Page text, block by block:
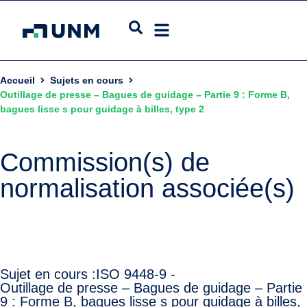
Accueil
Sujets en cours
Outillage de presse – Bagues de guidage – Partie 9 : Forme B,
bagues lisse s pour guidage à billes, type 2
Commission(s) de
normalisation associée(s)
Sujet en cours :ISO 9448-9 -
Outillage de presse – Bagues de guidage – Partie
9 : Forme B, bagues lisse s pour guidage à billes,